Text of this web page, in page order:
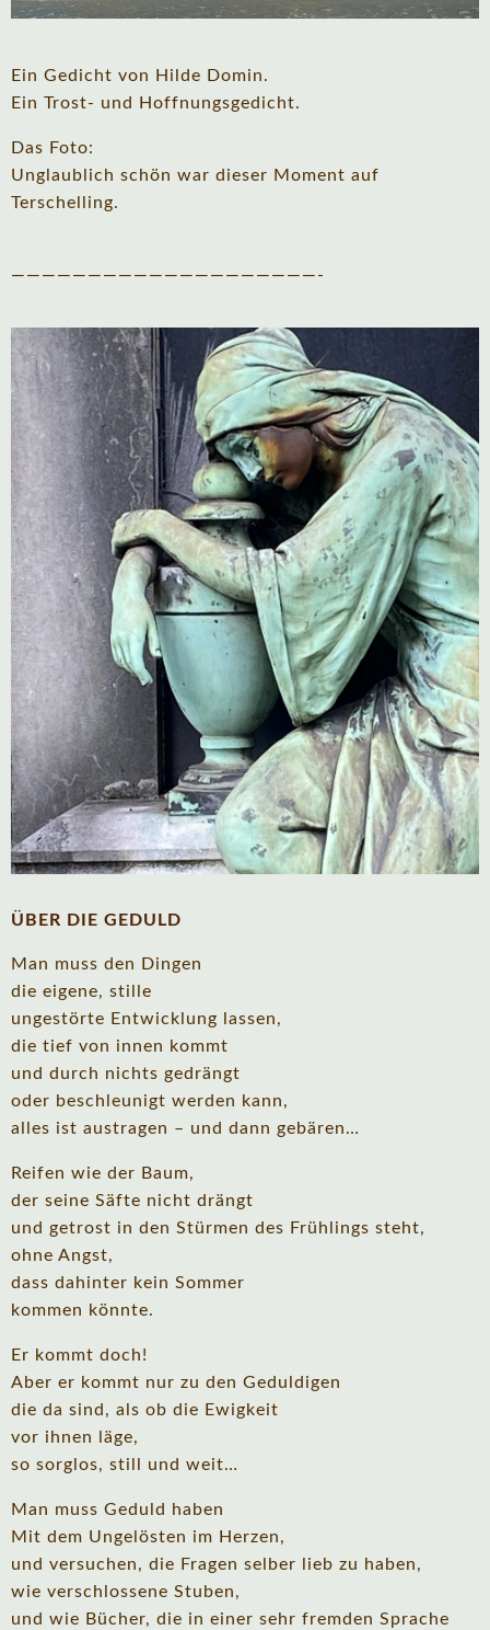
Ein Gedicht von Hilde Domin.
Ein Trost- und Hoffnungsgedicht.
Das Foto:
Unglaublich schön war dieser Moment auf
Terschelling.
————————————————————-
ÜBER DIE GEDULD
Man muss den Dingen
die eigene, stille
ungestörte Entwicklung lassen,
die tief von innen kommt
und durch nichts gedrängt
oder beschleunigt werden kann,
alles ist austragen – und dann gebären…
Reifen wie der Baum,
der seine Säfte nicht drängt
und getrost in den Stürmen des Frühlings steht,
ohne Angst,
dass dahinter kein Sommer
kommen könnte.
Er kommt doch!
Aber er kommt nur zu den Geduldigen
die da sind, als ob die Ewigkeit
vor ihnen läge,
so sorglos, still und weit…
Man muss Geduld haben
Mit dem Ungelösten im Herzen,
und versuchen, die Fragen selber lieb zu haben,
wie verschlossene Stuben,
und wie Bücher, die in einer sehr fremden Sprache